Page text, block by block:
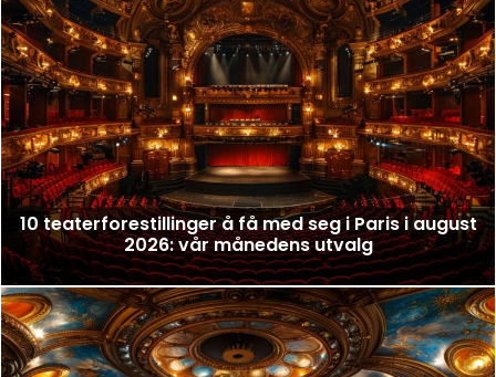
10 teaterforestillinger å få med seg i Paris i august
2026: vår månedens utvalg